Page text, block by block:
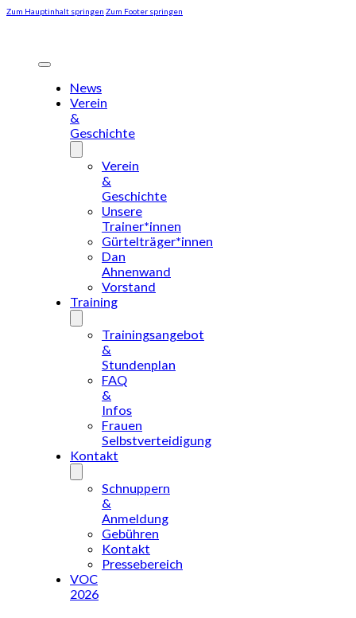
Zum Hauptinhalt springen Zum Footer springen
News
Verein
&
Geschichte
Verein
&
Geschichte
Unsere
Trainer*innen
Gürtelträger*innen
Dan
Ahnenwand
Vorstand
Training
Trainingsangebot
&
Stundenplan
FAQ
&
Infos
Frauen
Selbstverteidigung
Kontakt
Schnuppern
&
Anmeldung
Gebühren
Kontakt
Pressebereich
VOC
2026